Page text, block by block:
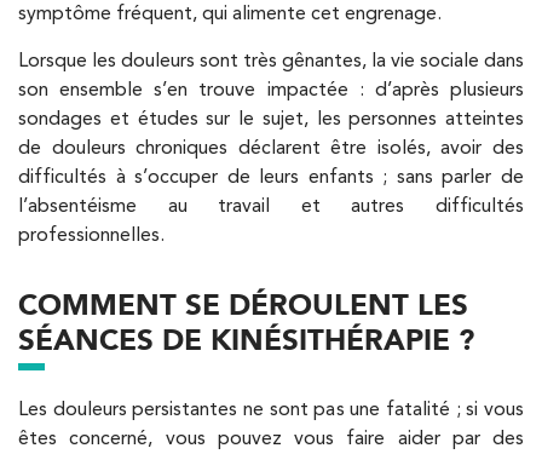
symptôme fréquent, qui alimente cet engrenage.
Lorsque les douleurs sont très gênantes, la vie sociale dans
son ensemble s’en trouve impactée : d’après plusieurs
sondages et études sur le sujet, les personnes atteintes
de douleurs chroniques déclarent être isolés, avoir des
difficultés à s’occuper de leurs enfants ; sans parler de
l’absentéisme au travail et autres difficultés
professionnelles.
COMMENT SE DÉROULENT LES
SÉANCES DE KINÉSITHÉRAPIE ?
Les douleurs persistantes ne sont pas une fatalité ; si vous
êtes concerné, vous pouvez vous faire aider par des
PRENEZ RDV SUR
IK Bois Colombes – 92
1 Rue Mertens 92600 Bois-Colombes
PRENEZ RDV SUR
Kinésithérapie